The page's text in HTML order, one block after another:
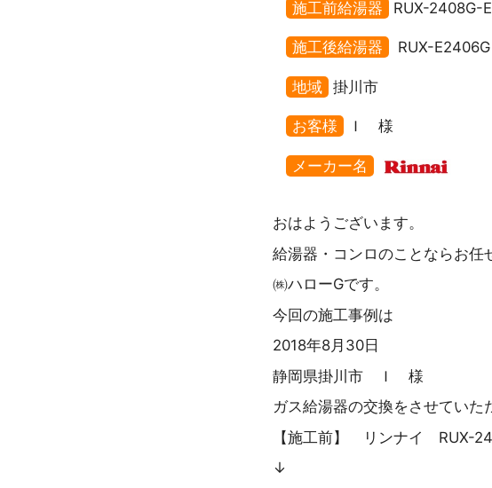
施工前給湯器 RUX-2408G-E
施工後給湯器 RUX-E2406G
地域 掛川市
お客様 Ｉ 様
メーカー名
おはようございます。
給湯器・コンロのことならお任
㈱ハローGです。
今回の施工事例は
2018年8月30日
静岡県掛川市 Ｉ 様
ガス給湯器の交換をさせていた
【施工前】 リンナイ RUX-
↓